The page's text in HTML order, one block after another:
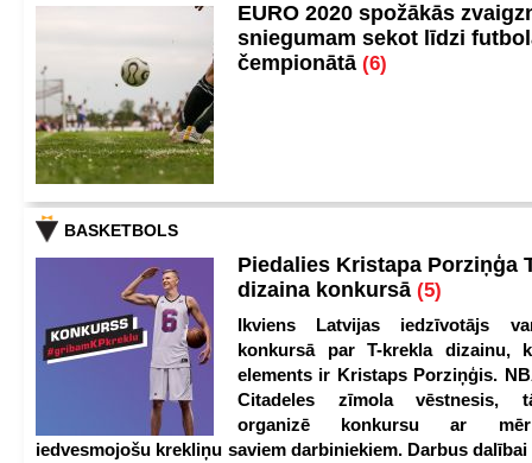
EURO 2020 spožākās
sniegumam sekot līdzi
čempionātā (6)
BASKETBOLS
Piedalies Kristapa Porziņģa
dizaina konkursā (5)
Ikviens Latvijas iedzīvotājs
konkursā par T-krekla dizainu,
elements ir Kristaps Porziņģis.
Citadeles zīmola vēstnesis,
organizē konkursu ar
iedvesmojošu krekliņu saviem darbiniekiem. Darbus